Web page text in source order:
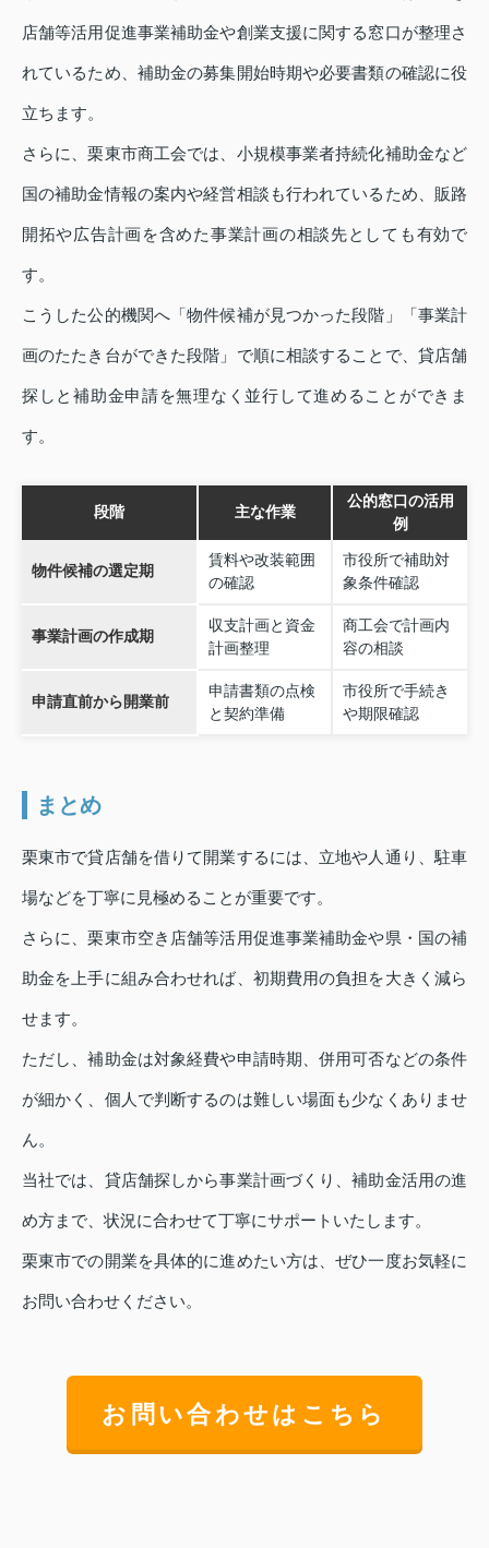
店舗等活用促進事業補助金や創業支援に関する窓口が整理さ
れているため、補助金の募集開始時期や必要書類の確認に役
立ちます。
さらに、栗東市商工会では、小規模事業者持続化補助金など
国の補助金情報の案内や経営相談も行われているため、販路
開拓や広告計画を含めた事業計画の相談先としても有効で
す。
こうした公的機関へ「物件候補が見つかった段階」「事業計
画のたたき台ができた段階」で順に相談することで、貸店舗
探しと補助金申請を無理なく並行して進めることができま
す。
段階 主な作業
公的窓口の活用
例
物件候補の選定期
賃料や改装範囲
の確認
市役所で補助対
象条件確認
事業計画の作成期
収支計画と資金
計画整理
商工会で計画内
容の相談
申請直前から開業前
申請書類の点検
と契約準備
市役所で手続き
や期限確認
まとめ
栗東市で貸店舗を借りて開業するには、立地や人通り、駐車
場などを丁寧に見極めることが重要です。
さらに、栗東市空き店舗等活用促進事業補助金や県・国の補
助金を上手に組み合わせれば、初期費用の負担を大きく減ら
せます。
ただし、補助金は対象経費や申請時期、併用可否などの条件
が細かく、個人で判断するのは難しい場面も少なくありませ
ん。
当社では、貸店舗探しから事業計画づくり、補助金活用の進
め方まで、状況に合わせて丁寧にサポートいたします。
栗東市での開業を具体的に進めたい方は、ぜひ一度お気軽に
お問い合わせください。
お問い合わせはこちら